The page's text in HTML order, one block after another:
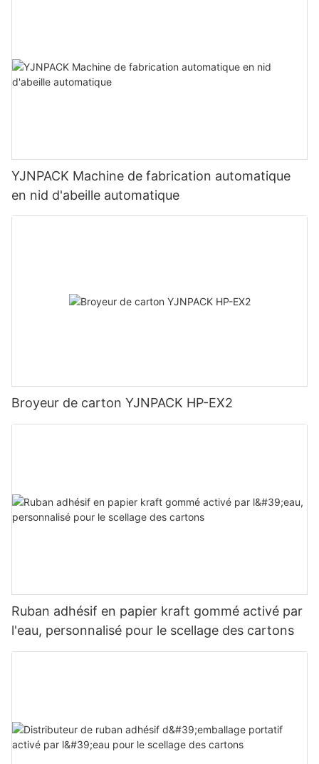
YJNPACK Machine de fabrication automatique
en nid d'abeille automatique
Broyeur de carton YJNPACK HP-EX2
Ruban adhésif en papier kraft gommé activé par
l'eau, personnalisé pour le scellage des cartons